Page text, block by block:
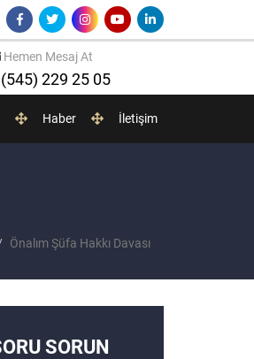
Hemen Mesaj At
229 25 05
Haber İletişim
Önalım Şüfa Hakkı Davası
SORUN